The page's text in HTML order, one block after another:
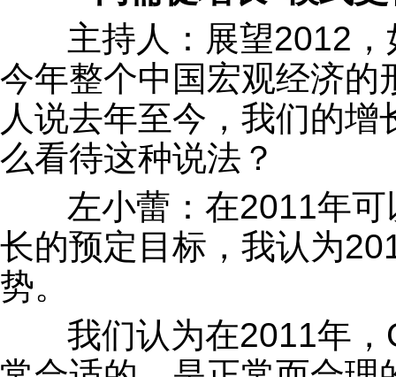
主持人：展望2012，
今年整个中国宏观经济的
人说去年至今，我们的
么看待这种说法？
左小蕾：在2011年可
长的预定目标，我认为
势。
我们认为在2011年，